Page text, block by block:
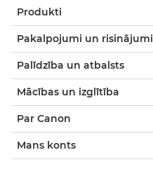
Produkti
Pakalpojumi un risinājumi
Palīdzība un atbalsts
Mācības un izglītība
Par Canon
Mans konts